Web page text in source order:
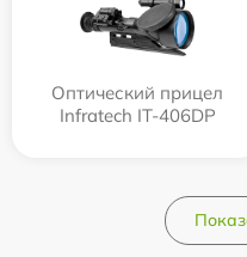
Оптический прицел
Infratech IT-406DP